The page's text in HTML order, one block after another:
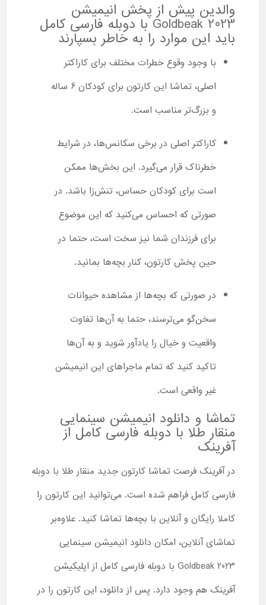
والدین پیش از پخش انیمیشن
Goldbeak 2023 با دوبله فارسی کامل
باید این موارد را به خاطر بسپارند
با وجود وقوع خطرات مختلف برای کاراکتر
اصلی، تماشا این کارتون برای کودکان 6 ساله
و بزرگ‌تر مناسب است.
کاراکتر اصلی در برخی سکانس‌ها، در شرایط
خطرناک قرار می‌گیرد. این بخش‌ها ممکن
است برای کودکان حساس، تنش‌زا باشد. در
صورتی که احساس می‌کنید که این موضوع
برای فرزندان شما نیز سخت است، حتما در
حین پخش کارتون، کنار بچه‌ها بمانید.
در صورتی که بچه‌ها از مشاهده حیوانات
سخن‌گو می‌ترسند، حتما به آن‌ها تفاوت
واقعیت و خیال را یادآور شوید و به آن‌ها
تاکید کنید که تمام ماجراهای این انیمیشن
غیر واقعی است.
تماشا و دانلود انیمیشن سینمایی
منقار طلا با دوبله فارسی کامل از
آفرینک
در آفرینک فرصت تماشا کارتون جدید منقار طلا با دوبله
فارسی کامل فراهم شده است. می‌توانید این کارتون را
کاملا رایگان و آنلاین با بچه‌ها تماشا کنید. علاوه‌بر
تماشای آنلاین، امکان دانلود انیمیشن سینمایی
Goldbeak 2023 با دوبله فارسی کامل از اپلیکیشن
آفرینک هم وجود دارد. پس از دانلود، این کارتون را در